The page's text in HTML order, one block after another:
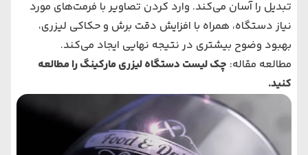
تبدیل را آسان می‌کند. وارد کردن تصاویر با فرمت‌های مورد
نیاز دستگاه، همراه با افزایش دقت برش و حکاکی لیزری،
بهبود وضوح بیشتری در نتیجه نهایی ایجاد می‌کند.
مطالعه مقاله: چک لیست دستگاه‌ لیزری مارکینگ را مطالعه
کنید.